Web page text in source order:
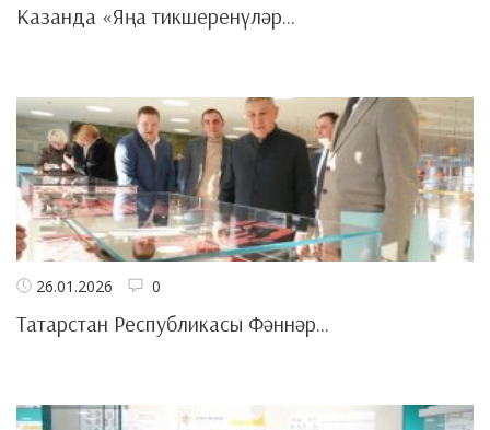
Казанда «Яңа тикшеренүләр...
26.01.2026 0
Татарстан Республикасы Фәннәр...